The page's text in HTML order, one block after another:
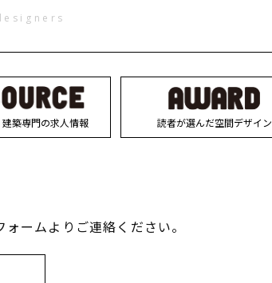
築専門の求人情報 読者が選んだ空間デザイン
ームよりご連絡ください。